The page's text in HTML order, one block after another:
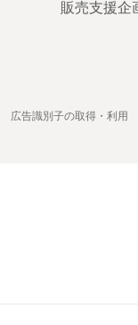
販売支援企
広告識別子の取得・利用